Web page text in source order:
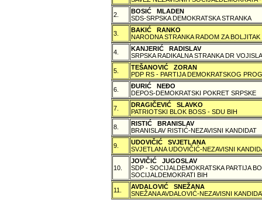
2.
BOSIĆ MLADEN
SDS-SRPSKA DEMOKRATSKA STRANKA
3.
BAKIĆ RANKO
NARODNA STRANKA RADOM ZA BOLJITAK
4.
KANJERIĆ RADISLAV
SRPSKA RADIKALNA STRANKA DR
5.
TEŠANOVIĆ ZORAN
PDP RS - PARTIJA DEMOKRATSKOG
6.
ÐURIĆ NEÐO
DEPOS-DEMOKRATSKI POKRET SRPSKE
7.
DRAGIČEVIĆ SLAVKO
PATRIOTSKI BLOK BOSS - SDU BIH
8.
RISTIĆ BRANISLAV
BRANISLAV RISTIĆ-NEZAVISNI KANDIDAT
9.
UDOVIČIĆ SVJETLANA
SVJETLANA UDOVIČIĆ-NEZAVISNI
10.
JOVIČIĆ JUGOSLAV
SDP - SOCIJALDEMOKRATSKA PARTIJA
SOCIJALDEMOKRATI BIH
11.
AVDALOVIĆ SNEŽANA
SNEŽANA AVDALOVIĆ-NEZAVISNI